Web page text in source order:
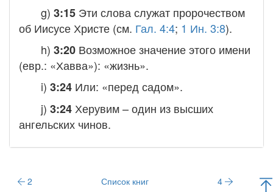
g) 3:15 Эти слова служат пророчеством
об Иисусе Христе (см. Гал. 4:4; 1 Ин. 3:8).
h) 3:20 Возможное значение этого имени
(евр.: «Хавва»): «жизнь».
i) 3:24 Или: «перед садом».
j) 3:24Херувим – один из высших
ангельских чинов.
2 Список книг 4